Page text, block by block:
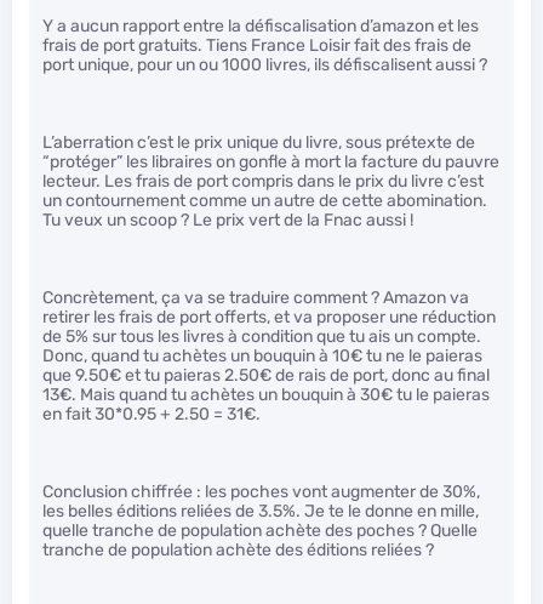
Y a aucun rapport entre la défiscalisation d’amazon et les
frais de port gratuits. Tiens France Loisir fait des frais de
port unique, pour un ou 1000 livres, ils défiscalisent aussi ?
L’aberration c’est le prix unique du livre, sous prétexte de
“protéger” les libraires on gonfle à mort la facture du pauvre
lecteur. Les frais de port compris dans le prix du livre c’est
un contournement comme un autre de cette abomination.
Tu veux un scoop ? Le prix vert de la Fnac aussi !
Concrètement, ça va se traduire comment ? Amazon va
retirer les frais de port offerts, et va proposer une réduction
de 5% sur tous les livres à condition que tu ais un compte.
Donc, quand tu achètes un bouquin à 10€ tu ne le paieras
que 9.50€ et tu paieras 2.50€ de rais de port, donc au final
13€. Mais quand tu achètes un bouquin à 30€ tu le paieras
en fait 30*0.95 + 2.50 = 31€.
Conclusion chiffrée : les poches vont augmenter de 30%,
les belles éditions reliées de 3.5%. Je te le donne en mille,
quelle tranche de population achète des poches ? Quelle
tranche de population achète des éditions reliées ?